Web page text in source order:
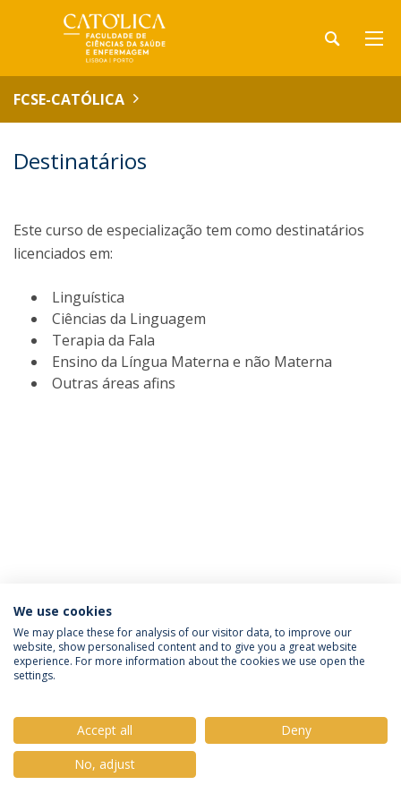
FCSE-CATÓLICA
Destinatários
Este curso de especialização tem como destinatários
licenciados em:
Linguística
Ciências da Linguagem
Terapia da Fala
Ensino da Língua Materna e não Materna
Outras áreas afins
Política de Privacidade
Termos e Condições
Direitos do Titular dos Dados
© 2026 Universidade Católica Portuguesa
We use cookies
We may place these for analysis of our visitor data, to improve our
website, show personalised content and to give you a great website
experience. For more information about the cookies we use open the
settings.
Accept all
Deny
No, adjust